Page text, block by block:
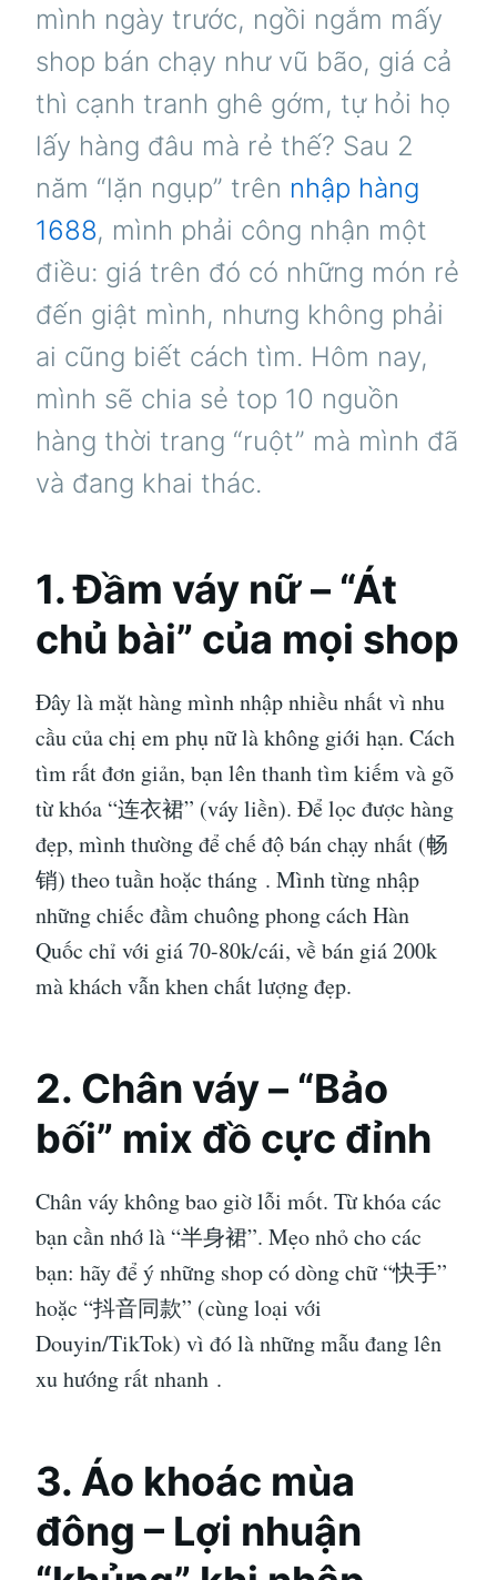
mình ngày trước, ngồi ngắm mấy
shop bán chạy như vũ bão, giá cả
thì cạnh tranh ghê gớm, tự hỏi họ
lấy hàng đâu mà rẻ thế? Sau 2
năm “lặn ngụp” trên nhập hàng
1688, mình phải công nhận một
điều: giá trên đó có những món rẻ
đến giật mình, nhưng không phải
ai cũng biết cách tìm. Hôm nay,
mình sẽ chia sẻ top 10 nguồn
hàng thời trang “ruột” mà mình đã
và đang khai thác.
1. Đầm váy nữ – “Át
chủ bài” của mọi shop
Đây là mặt hàng mình nhập nhiều nhất vì nhu
cầu của chị em phụ nữ là không giới hạn. Cách
tìm rất đơn giản, bạn lên thanh tìm kiếm và gõ
từ khóa “连衣裙” (váy liền). Để lọc được hàng
đẹp, mình thường để chế độ bán chạy nhất (畅
销) theo tuần hoặc tháng . Mình từng nhập
những chiếc đầm chuông phong cách Hàn
Quốc chỉ với giá 70-80k/cái, về bán giá 200k
mà khách vẫn khen chất lượng đẹp.
2. Chân váy – “Bảo
bối” mix đồ cực đỉnh
Chân váy không bao giờ lỗi mốt. Từ khóa các
bạn cần nhớ là “半身裙”. Mẹo nhỏ cho các
bạn: hãy để ý những shop có dòng chữ “快手”
hoặc “抖音同款” (cùng loại với
Douyin/TikTok) vì đó là những mẫu đang lên
xu hướng rất nhanh .
3. Áo khoác mùa
đông – Lợi nhuận